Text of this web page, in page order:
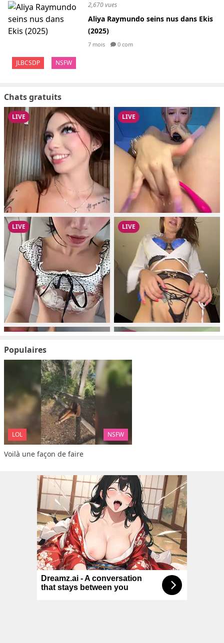
JLBCSDP NSFW
2,670 vues
Aliya Raymundo seins nus dans Ekis
(2025)
7 mois 0 com
Chats gratuits
Populaires
LOL NSFW
Voilà une façon de faire